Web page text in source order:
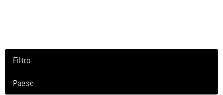
Filtro
Paese